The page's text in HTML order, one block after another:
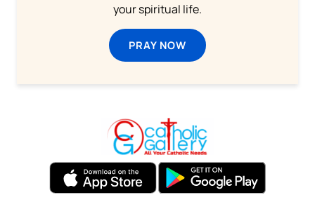
your spiritual life.
PRAY NOW